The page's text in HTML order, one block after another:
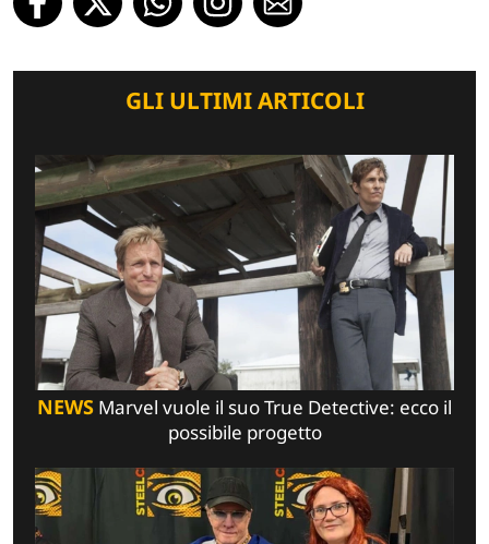
GLI ULTIMI ARTICOLI
NEWS Marvel vuole il suo True Detective: ecco il
possibile progetto